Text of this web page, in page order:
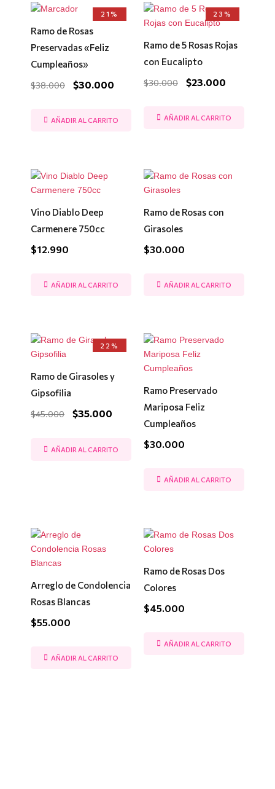
21%
Ramo de Rosas
Preservadas «Feliz
Cumpleaños»
$38.000
El
precio
original
era:
$30.000
El
precio
AÑADIR AL CARRITO
23%
Ramo de 5 Rosas Rojas
con Eucalipto
$30.000
El
precio
original
era:
$30.000.
$23.000
El
precio
es:
AÑADIR AL CARRITO
Vino Diablo Deep
Carmenere 750cc
$12.990
AÑADIR AL CARRITO
Ramo de Rosas con
Girasoles
$30.000
AÑADIR AL CARRITO
22%
Ramo de Girasoles y
Gipsofilia
$45.000
El
precio
era:
$35.000
El
precio
es:
$35.000.
AÑADIR AL CARRITO
Ramo Preservado
Mariposa Feliz
Cumpleaños
$30.000
AÑADIR AL CARRITO
Arreglo de Condolencia
Rosas Blancas
$55.000
AÑADIR AL CARRITO
Ramo de Rosas Dos
Colores
$45.000
AÑADIR AL CARRITO